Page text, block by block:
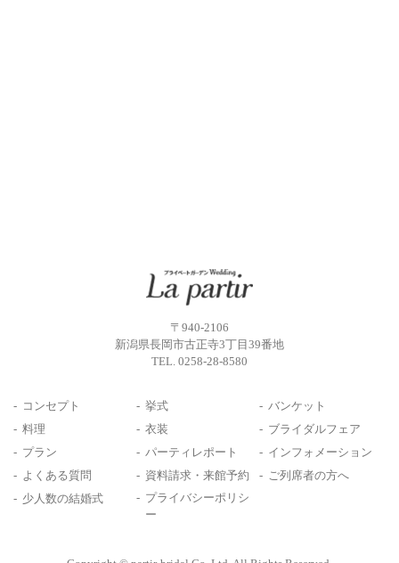
〒940-2106
新潟県長岡市古正寺3丁目39番地
TEL. 0258-28-8580
コンセプト 挙式
バンケット
料理
衣装
ブライダルフェア
プラン
パーティレポート
インフォメーション
よくある質問
資料請求・来館予約
ご列席者の方へ
少人数の結婚式
プライバシーポリシ
ー